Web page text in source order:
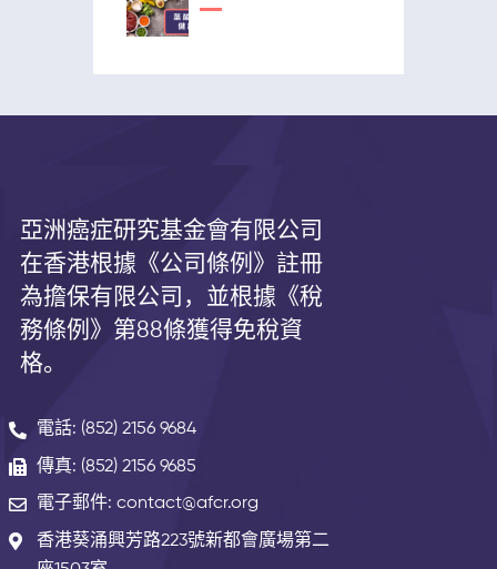
亞洲癌症研究基金會有限公司
在香港根據《公司條例》註冊
為擔保有限公司，並根據《稅
務條例》第88條獲得免稅資
格。
電話: (852) 2156 9684
傳真: (852) 2156 9685
電子郵件: contact@afcr.org
香港葵涌興芳路223號新都會廣場第二